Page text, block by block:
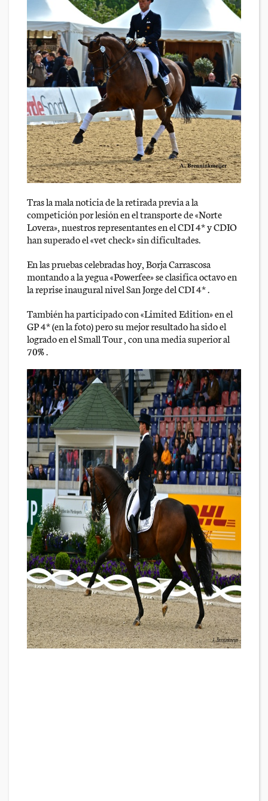
Tras la mala noticia de la retirada previa a la
competición por lesión en el transporte de «Norte
Lovera», nuestros representantes en el CDI 4* y CDIO
han superado el «vet check» sin dificultades.
En las pruebas celebradas hoy, Borja Carrascosa
montando a la yegua «Powerfee» se clasifica octavo en
la reprise inaugural nivel San Jorge del CDI 4* .
También ha participado con «Limited Edition» en el
GP 4* (en la foto) pero su mejor resultado ha sido el
logrado en el Small Tour , con una media superior al
70% .